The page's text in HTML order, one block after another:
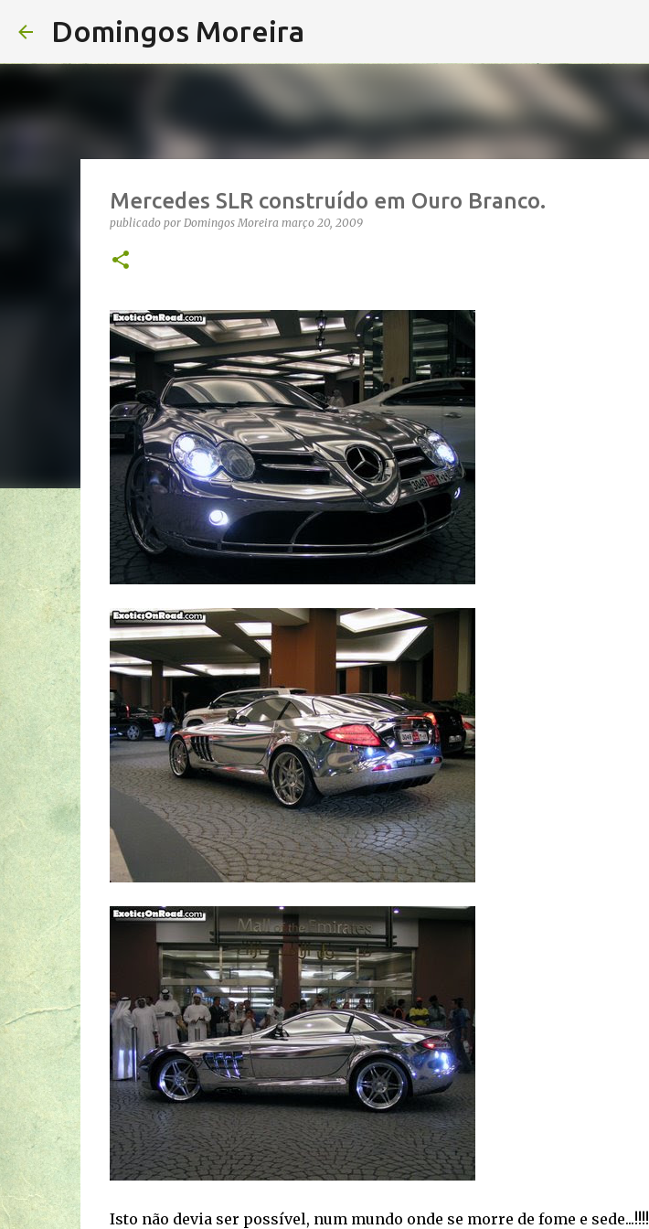
Domingos Moreira
Mercedes SLR construído em Ouro Branco.
publicado por Domingos Moreira março 20, 2009
Isto não devia ser possível, num mundo onde se morre de fome e sede...!!!!